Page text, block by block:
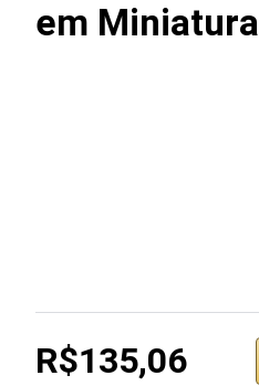
em Miniatura
R$135,06